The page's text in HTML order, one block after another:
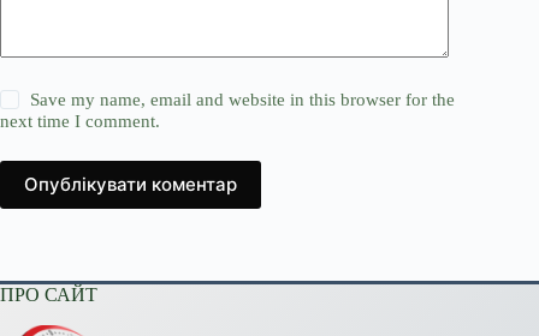
Save my name, email and website in this browser for the
next time I comment.
Опублікувати коментар
ПРО САЙТ